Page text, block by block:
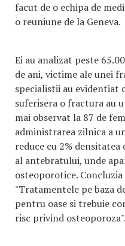
facut de o echipa de
o reuniune de la Geneva.
Ei au analizat peste
de ani, victime ale unei
specialistii au evidentiat
suferisera o fractura au
mai observat la 87 de
administrarea zilnica a
reduce cu 2%
al antebratului, unde
osteoporotice.
"Tratamentele pe baza
pentru oase si trebuie
risc privind osteoporoza".